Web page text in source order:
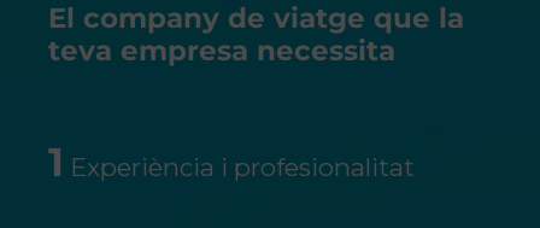
El company de viatge que la
teva empresa necessita
1 Experiència i profesionalitat